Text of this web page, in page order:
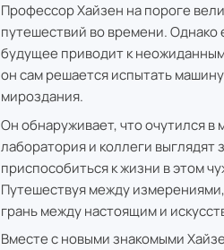
Профессор Хайзен на пороге
путешествий во времени. Однако
будущее приводит к
он сам решается испытать
мироздания.
Он обнаруживает, что очутился
лаборатория и коллеги
приспособиться к жизни в этом
Путешествуя между
грань между настоящим и
Вместе с новыми знакомыми